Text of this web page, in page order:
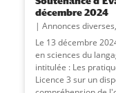
décembre 2024
Annonces diverses,
Le 13 décembre
en sciences du
intitulée : Les
Licence 3 sur un